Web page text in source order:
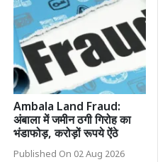
Ambala Land Fraud:
अंबाला में जमीन ठगी गिरोह का
भंडाफोड़, करोड़ों रूपये ऐंठे
Published On 02 Aug 2026